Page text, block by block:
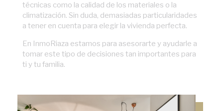
técnicas como la calidad de los materiales o la
climatización. Sin duda, demasiadas particularidades
a tener en cuenta para elegir la vivienda perfecta.
En InmoRiaza estamos para asesorarte y ayudarle a
tomar este tipo de decisiones tan importantes para
ti y tu familia.